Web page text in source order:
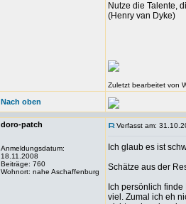
Nutze die Talente,
(Henry van Dyke)
Zuletzt bearbeitet von
Nach oben
doro-patch
Anmeldungsdatum:
18.11.2008
Beiträge: 760
Wohnort: nahe Aschaffenburg
Verfasst am:
Ich glaub es ist
Schätze aus der
Ich persönlich
viel. Zumal ich eh